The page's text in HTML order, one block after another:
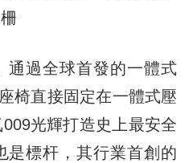
柵
過全球首發的一體式
椅直接固定在一體式壓
光輝打造史上最安全
是標杆，其行業首創的